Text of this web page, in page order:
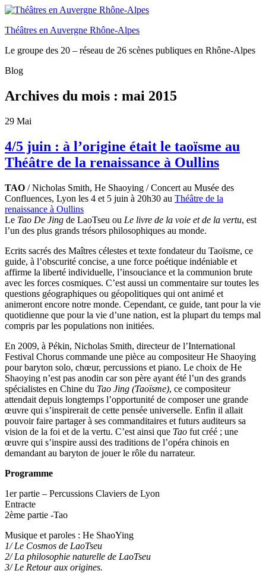
Théâtres en Auvergne Rhône-Alpes
Le groupe des 20 – réseau de 26 scènes publiques en Rhône-Alpes
Blog
Archives du mois : mai 2015
29 Mai
4/5 juin : à l’origine était le taoïsme au
Théâtre de la renaissance à Oullins
TAO / Nicholas Smith, He Shaoying / Concert au Musée des
Confluences, Lyon les 4 et 5 juin à 20h30 au Théâtre de la
renaissance à Oullins
Le Tao De Jing de LaoTseu ou Le livre de la voie et de la vertu, est
l’un des plus grands trésors philosophiques au monde.
Ecrits sacrés des Maîtres célestes et texte fondateur du Taoïsme, ce
guide, à l’obscurité concise, a une force poétique indéniable et
affirme la liberté individuelle, l’insouciance et la communion brute
avec les forces cosmiques. C’est aussi un commentaire sur toutes les
questions géographiques ou géopolitiques qui ont animé et
animeront encore notre monde. Cependant, ce guide, tant pour la vie
quotidienne que pour la vie d’une nation, est la plupart du temps mal
compris par les populations non initiées.
En 2009, à Pékin, Nicholas Smith, directeur de l’International
Festival Chorus commande une pièce au compositeur He Shaoying
pour baryton solo, chœur, percussions et piano. Le choix de He
Shaoying n’est pas anodin car son père ayant été l’un des grands
spécialistes en Chine du Tao Jing (Taoïsme), ce compositeur
attendait depuis longtemps l’opportunité de composer une grande
œuvre qui s’inspirerait de cette pensée universelle. Enfin il allait
pouvoir faire partager à ses commanditaires et futurs auditeurs sa
vision de la foi et de la vertu. C’est ainsi que Tao fut créé ; une
œuvre qui s’inspire aussi des traditions de l’opéra chinois en
demandant au baryton de jouer le rôle du narrateur.
Programme
1er partie – Percussions Claviers de Lyon
Entracte
2ème partie -Tao
Musique et paroles : He ShaoYing
1/ Le Cosmos de LaoTseu
2/ La philosophie naturelle de LaoTseu
3/ Le Retour aux origines.